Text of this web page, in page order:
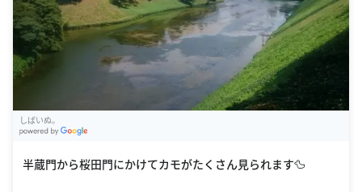
しばいぬ。
半蔵門から桜田門にかけてカモがたくさん見られます🦆